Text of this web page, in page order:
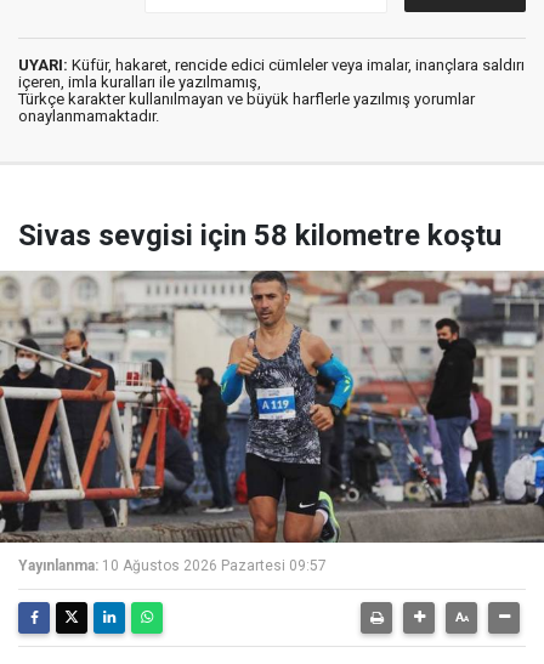
UYARI: Küfür, hakaret, rencide edici cümleler veya imalar, inançlara saldırı
içeren, imla kuralları ile yazılmamış,
Türkçe karakter kullanılmayan ve büyük harflerle yazılmış yorumlar
onaylanmamaktadır.
Sivas sevgisi için 58 kilometre koştu
Yayınlanma: 10 Ağustos 2026 Pazartesi 09:57